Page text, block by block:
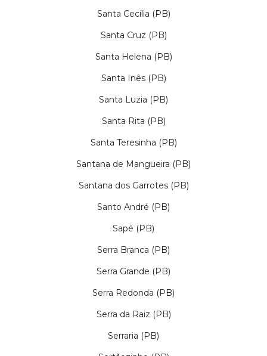
Santa Cecília (PB)
Santa Cruz (PB)
Santa Helena (PB)
Santa Inês (PB)
Santa Luzia (PB)
Santa Rita (PB)
Santa Teresinha (PB)
Santana de Mangueira (PB)
Santana dos Garrotes (PB)
Santo André (PB)
Sapé (PB)
Serra Branca (PB)
Serra Grande (PB)
Serra Redonda (PB)
Serra da Raiz (PB)
Serraria (PB)